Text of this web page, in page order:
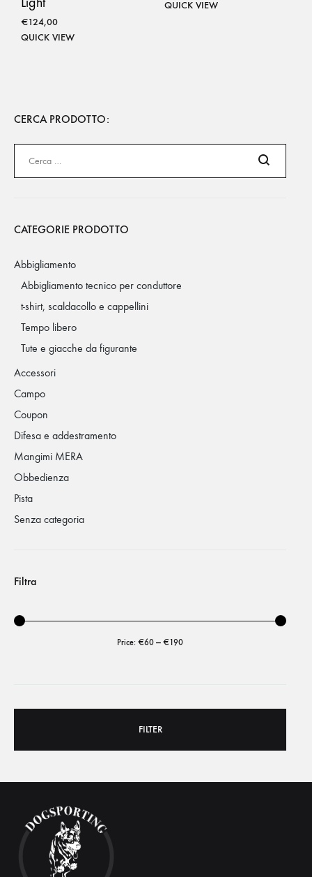
€124,00
QUICK VIEW
QUICK VIEW
CERCA PRODOTTO:
CATEGORIE PRODOTTO
Abbigliamento
Abbigliamento tecnico per conduttore
t-shirt, scaldacollo e cappellini
Tempo libero
Tute e giacche da figurante
Accessori
Campo
Coupon
Difesa e addestramento
Mangimi MERA
Obbedienza
Pista
Senza categoria
Filtra
Price:€60 —€190
FILTER